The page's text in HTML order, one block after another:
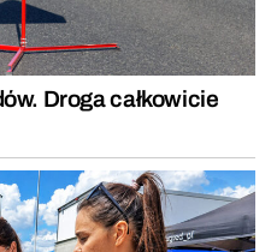
Droga całkowicie